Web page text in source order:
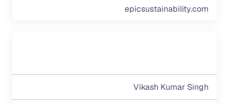
epicsustainability.com
Vikash Kumar Singh